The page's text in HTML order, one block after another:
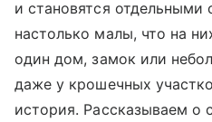
и становятся отдельными
настолько малы, что на
один дом, замок или
даже у крошечных
история. Рассказываем о